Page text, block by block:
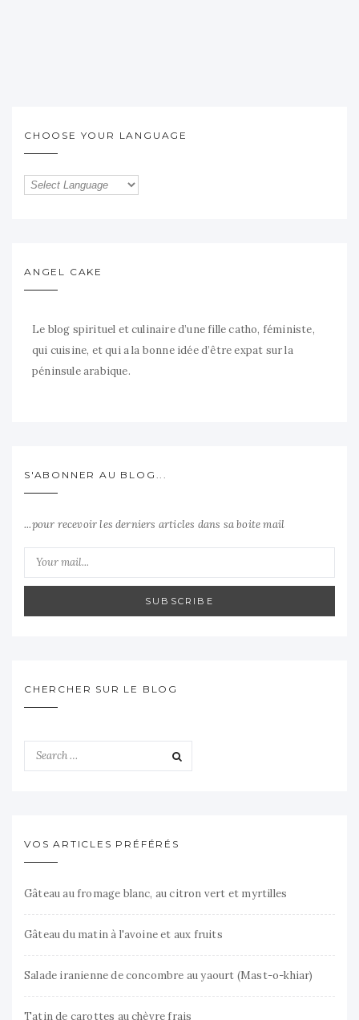
CHOOSE YOUR LANGUAGE
ANGEL CAKE
Le blog spirituel et culinaire d’une fille catho, féministe,
qui cuisine, et qui a la bonne idée d’être expat sur la
péninsule arabique.
S'ABONNER AU BLOG...
...pour recevoir les derniers articles dans sa boite mail
SUBSCRIBE
CHERCHER SUR LE BLOG
VOS ARTICLES PRÉFÉRÉS
Gâteau au fromage blanc, au citron vert et myrtilles
Gâteau du matin à l'avoine et aux fruits
Salade iranienne de concombre au yaourt (Mast-o-khiar)
Tatin de carottes au chèvre frais